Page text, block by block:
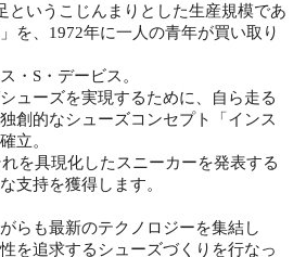
というこじんまりとした生産規模であ
を、1972年に一人の青年が買い取り
・S・デービス。
ューズを実現するために、自ら走る
創的なシューズコンセプト「インス
立。
を具現化したスニーカーを発表する
支持を獲得します。
らも最新のテクノロジーを集結し
を追求するシューズづくりを行なっ